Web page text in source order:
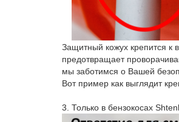
Защитный кожух крепится к
предотвращает
мы заботимся о Вашей
Вот пример как выглядит
3. Только в бензокосах